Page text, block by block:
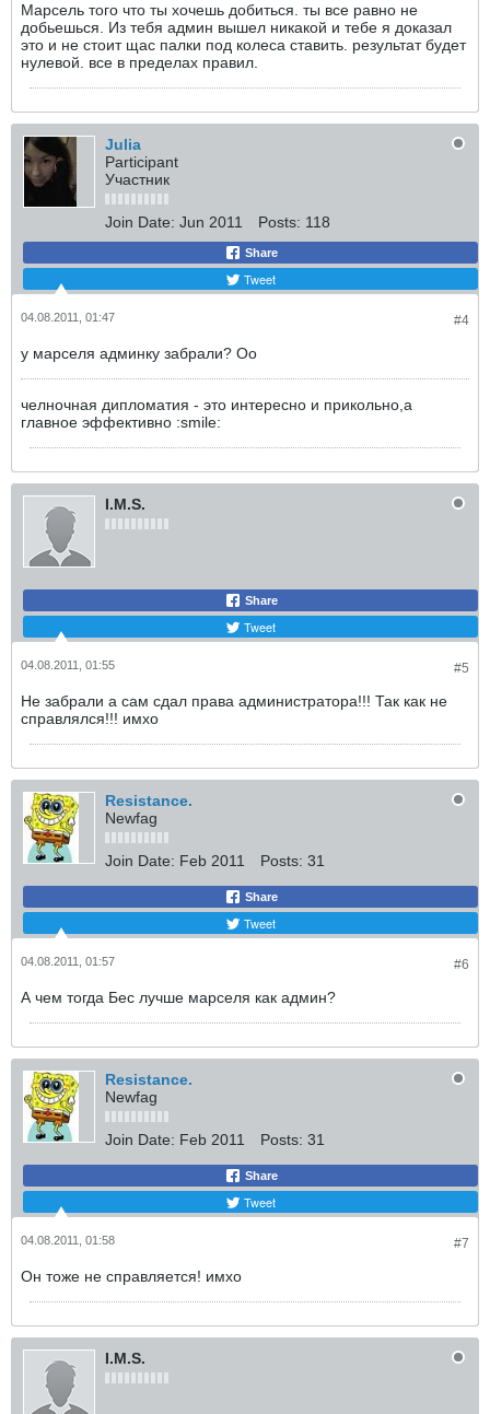
Марсель того что ты хочешь добиться. ты все равно не
добьешься. Из тебя админ вышел никакой и тебе я доказал
это и не стоит щас палки под колеса ставить. результат будет
нулевой. все в пределах правил.
Julia
Participant
Участник
Join Date: Jun 2011 Posts: 118
Share
Tweet
#4
04.08.2011, 01:47
у марселя админку забрали? Оо
челночная дипломатия - это интересно и прикольно,а
главное эффективно :smile:
I.M.S.
Share
Tweet
#5
04.08.2011, 01:55
Не забрали а сам сдал права администратора!!! Так как не
справлялся!!! имхо
Resistance.
Newfag
Join Date: Feb 2011 Posts: 31
Share
Tweet
#6
04.08.2011, 01:57
А чем тогда Бес лучше марселя как админ?
Resistance.
Newfag
Join Date: Feb 2011 Posts: 31
Share
Tweet
#7
04.08.2011, 01:58
Он тоже не справляется! имхо
I.M.S.